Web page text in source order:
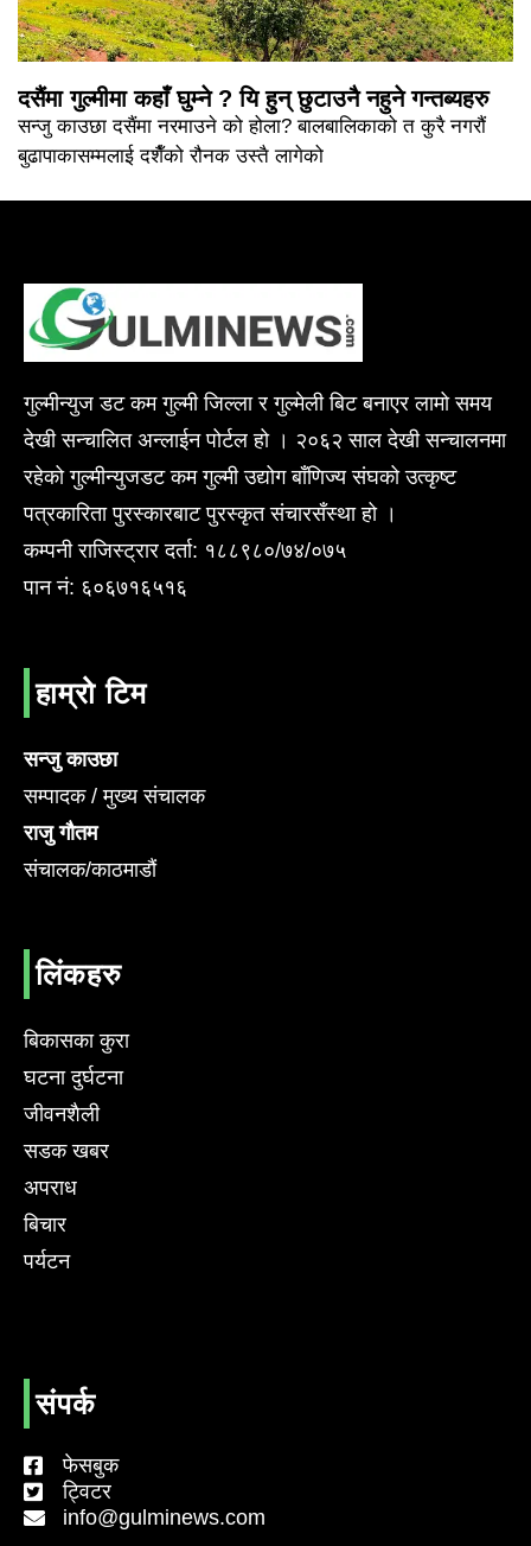
दसैंमा गुल्मीमा कहाँ घुम्ने ? यि हुन् छुटाउनै नहुने गन्तब्यहरु
सन्जु काउछा दसैंमा नरमाउने को होला? बालबालिकाको त कुरै नगरौं
बुढापाकासम्मलाई दशैँको रौनक उस्तै लागेको
गुल्मीन्युज डट कम गुल्मी जिल्ला र गुल्मेली बिट बनाएर लामो समय
देखी सन्चालित अन्लाईन पोर्टल हो । २०६२ साल देखी सन्चालनमा
रहेको गुल्मीन्युजडट कम गुल्मी उद्योग बाँणिज्य संघको उत्कृष्ट
पत्रकारिता पुरस्कारबाट पुरस्कृत संचारसँस्था हो ।
कम्पनी राजिस्ट्रार दर्ता: १८८९८०/७४/०७५
पान नं: ६०६७१६५१६
हाम्रो टिम
सन्जु काउछा
सम्पादक / मुख्य संचालक
राजु गौतम
संचालक/काठमाडौं
लिंकहरु
बिकासका कुरा
घटना दुर्घटना
जीवनशैली
सडक खबर
अपराध
बिचार
पर्यटन
संपर्क
फेसबुक
ट्विटर
info@gulminews.com